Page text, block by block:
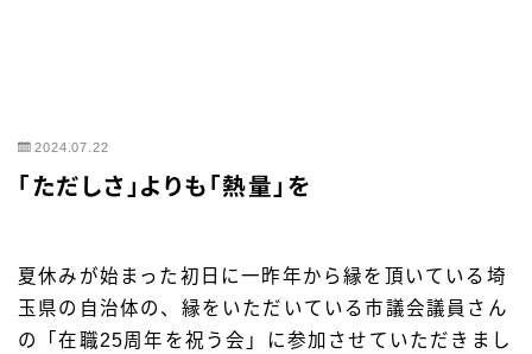
2024.07.22
「ただしさ」よりも「熱量」を
夏休みが始まった初日に一昨年から縁を頂いている埼
玉県の自治体の、縁をいただいている市議会議員さん
の「在職25周年を祝う会」に参加させていただきまし